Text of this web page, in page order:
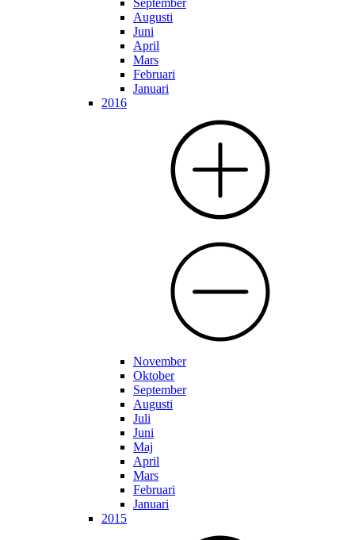
September
Augusti
Juni
April
Mars
Februari
Januari
2016
November
Oktober
September
Augusti
Juli
Juni
Maj
April
Mars
Februari
Januari
2015